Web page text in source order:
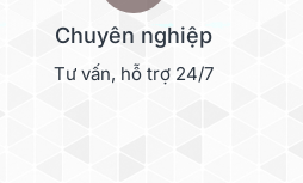
Chuyên nghiệp
Tư vấn, hỗ trợ 24/7